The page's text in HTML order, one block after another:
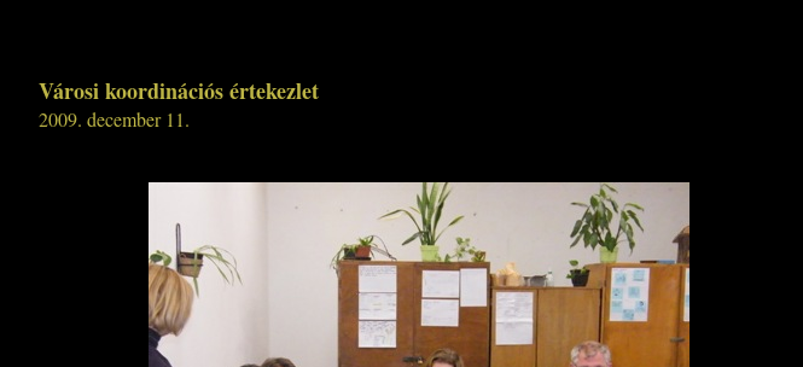
Városi koordinációs értekezlet
2009. december 11.